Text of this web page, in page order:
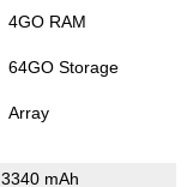
4GO RAM
64GO Storage
Array
3340 mAh